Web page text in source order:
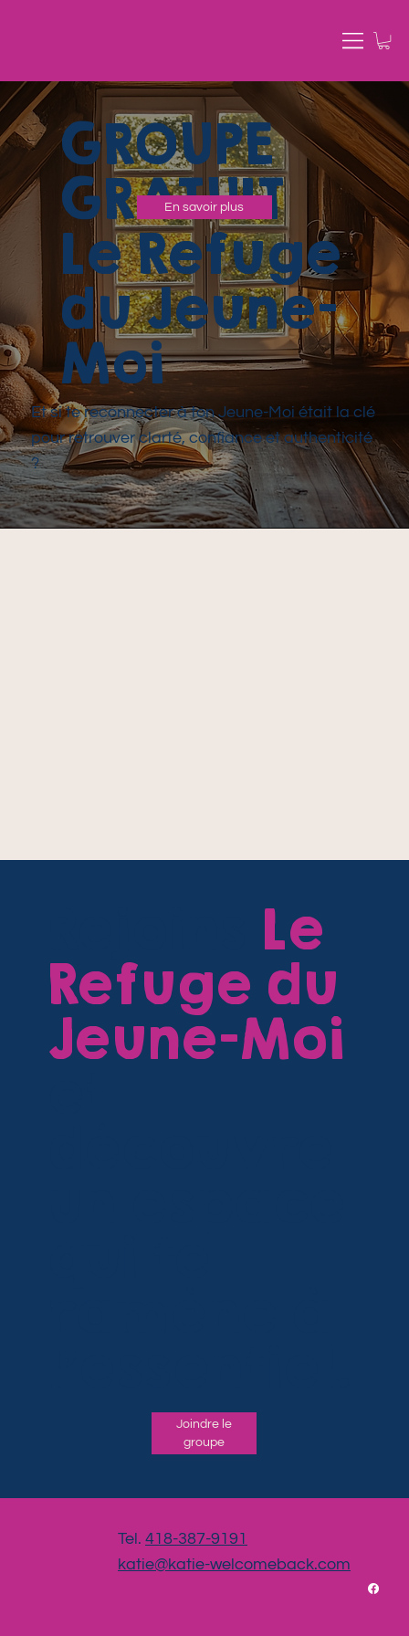
GROUPE
GRATUIT
Le Refuge
du Jeune-
Moi
Et si te reconnecter à ton Jeune-Moi était la clé
pour retrouver clarté, confiance et authenticité
?
En savoir plus
Le
Refuge du
Jeune-Moi
Joindre le
groupe
Tel. 418-387-9191
katie@katie-welcomeback.com